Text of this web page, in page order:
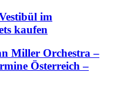
im
kaufen
Miller Orchestra –
Österreich –